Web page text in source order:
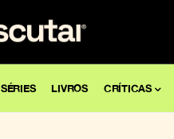
SÉRIES LIVROS CRÍTICAS